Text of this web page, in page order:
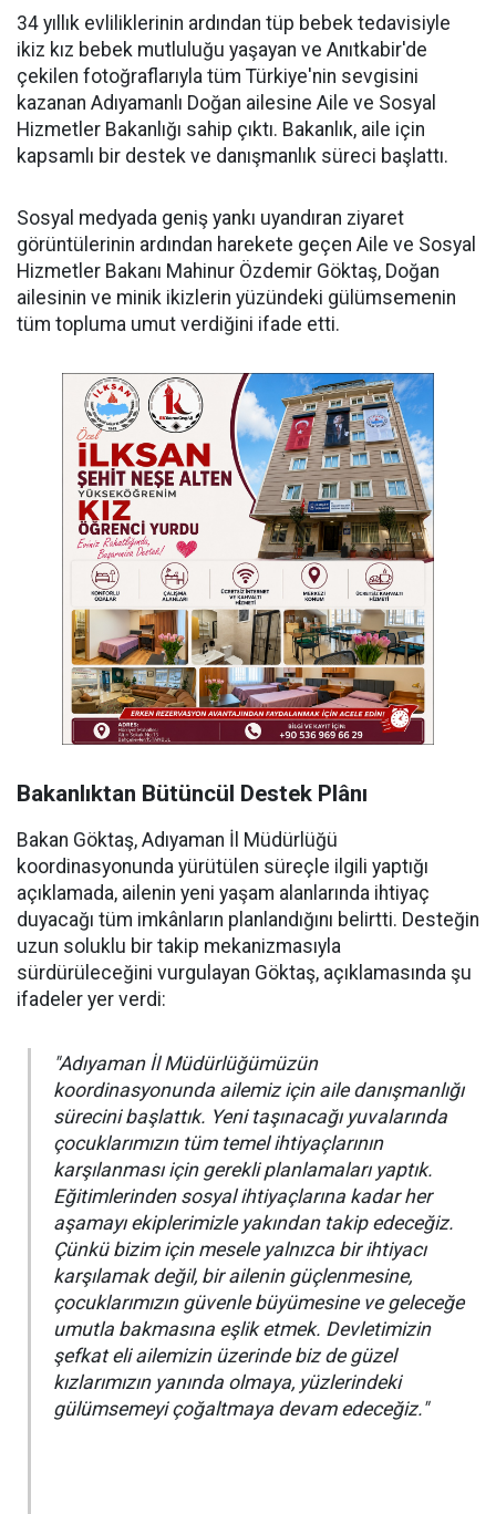
34 yıllık evliliklerinin ardından tüp bebek tedavisiyle
ikiz kız bebek mutluluğu yaşayan ve Anıtkabir'de
çekilen fotoğraflarıyla tüm Türkiye'nin sevgisini
kazanan Adıyamanlı Doğan ailesine Aile ve Sosyal
Hizmetler Bakanlığı sahip çıktı. Bakanlık, aile için
kapsamlı bir destek ve danışmanlık süreci başlattı.
Sosyal medyada geniş yankı uyandıran ziyaret
görüntülerinin ardından harekete geçen Aile ve Sosyal
Hizmetler Bakanı Mahinur Özdemir Göktaş, Doğan
ailesinin ve minik ikizlerin yüzündeki gülümsemenin
tüm topluma umut verdiğini ifade etti.
Bakanlıktan Bütüncül Destek Plânı
Bakan Göktaş, Adıyaman İl Müdürlüğü
koordinasyonunda yürütülen süreçle ilgili yaptığı
açıklamada, ailenin yeni yaşam alanlarında ihtiyaç
duyacağı tüm imkânların planlandığını belirtti. Desteğin
uzun soluklu bir takip mekanizmasıyla
sürdürüleceğini vurgulayan Göktaş, açıklamasında şu
ifadeler yer verdi:
"Adıyaman İl Müdürlüğümüzün
koordinasyonunda ailemiz için aile danışmanlığı
sürecini başlattık. Yeni taşınacağı yuvalarında
çocuklarımızın tüm temel ihtiyaçlarının
karşılanması için gerekli planlamaları yaptık.
Eğitimlerinden sosyal ihtiyaçlarına kadar her
aşamayı ekiplerimizle yakından takip edeceğiz.
Çünkü bizim için mesele yalnızca bir ihtiyacı
karşılamak değil, bir ailenin güçlenmesine,
çocuklarımızın güvenle büyümesine ve geleceğe
umutla bakmasına eşlik etmek. Devletimizin
şefkat eli ailemizin üzerinde biz de güzel
kızlarımızın yanında olmaya, yüzlerindeki
gülümsemeyi çoğaltmaya devam edeceğiz."